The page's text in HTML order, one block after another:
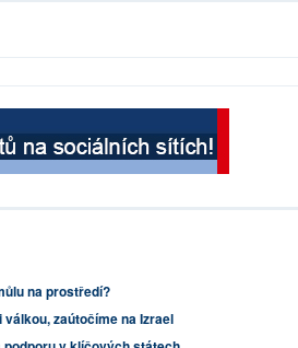
na prostředí?
zaútočíme na Izrael